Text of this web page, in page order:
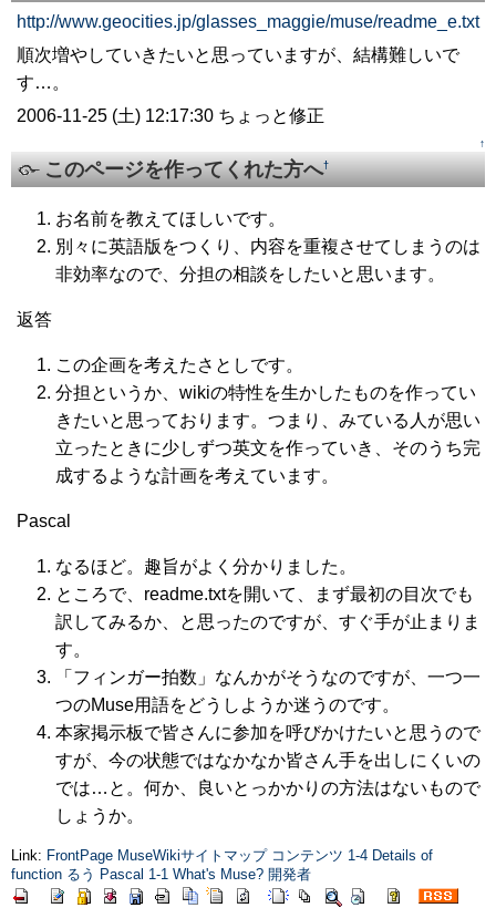
http://www.geocities.jp/glasses_maggie/muse/readme_e.txt
順次増やしていきたいと思っていますが、結構難しいで
す…。
2006-11-25 (土) 12:17:30 ちょっと修正
↑
このページを作ってくれた方へ†
お名前を教えてほしいです。
別々に英語版をつくり、内容を重複させてしまうのは
非効率なので、分担の相談をしたいと思います。
返答
この企画を考えたさとしです。
分担というか、wikiの特性を生かしたものを作ってい
きたいと思っております。つまり、みている人が思い
立ったときに少しずつ英文を作っていき、そのうち完
成するような計画を考えています。
Pascal
なるほど。趣旨がよく分かりました。
ところで、readme.txtを開いて、まず最初の目次でも
訳してみるか、と思ったのですが、すぐ手が止まりま
す。
「フィンガー拍数」なんかがそうなのですが、一つ一
つのMuse用語をどうしようか迷うのです。
本家掲示板で皆さんに参加を呼びかけたいと思うので
すが、今の状態ではなかなか皆さん手を出しにくいの
では…と。何か、良いとっかかりの方法はないもので
しょうか。
Link: FrontPage MuseWikiサイトマップ コンテンツ 1-4 Details of
function るう Pascal 1-1 What's Muse? 開発者